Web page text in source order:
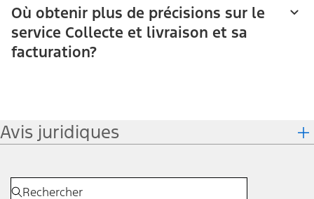
Où obtenir plus de précisions sur le
service Collecte et livraison et sa
facturation?
Avis juridiques